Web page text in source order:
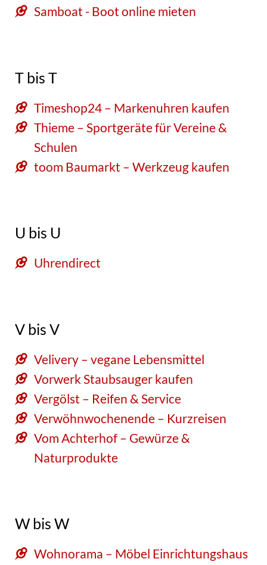
Samboat - Boot online mieten
T bis T
Timeshop24 – Markenuhren kaufen
Thieme – Sportgeräte für Vereine &
Schulen
toom Baumarkt – Werkzeug kaufen
U bis U
Uhrendirect
V bis V
Velivery – vegane Lebensmittel
Vorwerk Staubsauger kaufen
Vergölst – Reifen & Service
Verwöhnwochenende – Kurzreisen
Vom Achterhof – Gewürze &
Naturprodukte
W bis W
Wohnorama – Möbel Einrichtungshaus